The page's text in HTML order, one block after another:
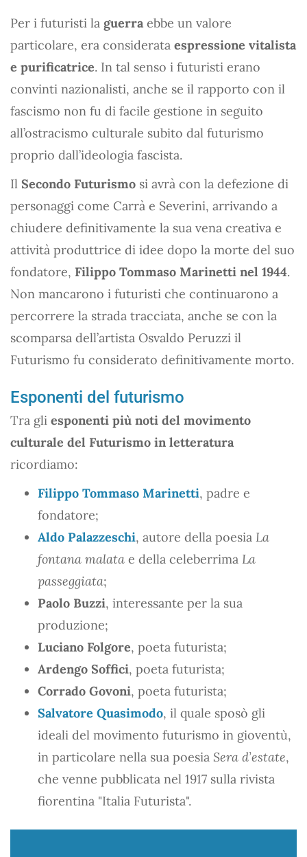
Per i futuristi la guerra ebbe un valore
particolare, era considerata espressione vitalista
e purificatrice. In tal senso i futuristi erano
convinti nazionalisti, anche se il rapporto con il
fascismo non fu di facile gestione in seguito
all’ostracismo culturale subito dal futurismo
proprio dall’ideologia fascista.
Il Secondo Futurismo si avrà con la defezione di
personaggi come Carrà e Severini, arrivando a
chiudere definitivamente la sua vena creativa e
attività produttrice di idee dopo la morte del suo
fondatore, Filippo Tommaso Marinetti nel 1944.
Non mancarono i futuristi che continuarono a
percorrere la strada tracciata, anche se con la
scomparsa dell’artista Osvaldo Peruzzi il
Futurismo fu considerato definitivamente morto.
Esponenti del futurismo
Tra gli esponenti più noti del movimento
culturale del Futurismo in letteratura
ricordiamo:
Filippo Tommaso Marinetti, padre e
fondatore;
Aldo Palazzeschi, autore della poesia La
fontana malata e della celeberrima La
passeggiata;
Paolo Buzzi, interessante per la sua
produzione;
Luciano Folgore, poeta futurista;
Ardengo Soffici, poeta futurista;
Corrado Govoni, poeta futurista;
Salvatore Quasimodo, il quale sposò gli
ideali del movimento futurismo in gioventù,
in particolare nella sua poesia Sera d’estate,
che venne pubblicata nel 1917 sulla rivista
fiorentina "Italia Futurista".